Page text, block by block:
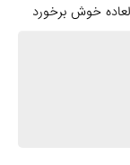
خوش برخورد